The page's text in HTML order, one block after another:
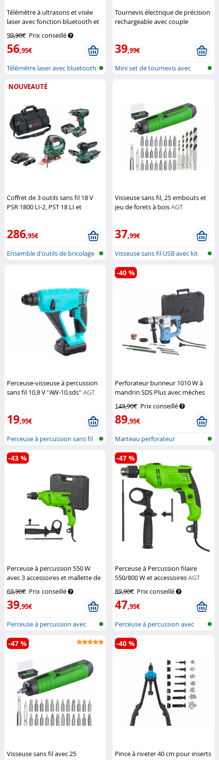
Télémètre à ultrasons et visée
laser avec fonction bluetooth et
AGT Professional
99,90€ Prix conseillé
56,95€
Télémètre laser avec bluetooth
Tournevis électrique de précision
rechargeable avec couple
39,99€
Mini set de tournevis avec
NOUVEAUTÉ
Coffret de 3 outils sans fil 18 V
PSR 1800 LI-2, PST 18 LI et
286,95€
Ensemble d'outils de bricolage
Visseuse sans fil, 25 embouts et
jeu de forets à boisAGT
37,99€
Visseuse sans fil USB avec kit
de f...
Perceuse-visseuse à percussion
sans fil 10,8 V ''AW-10.sds'' AGT
19,95€
Perceuse à percussion sans fil
avec...
Perforateur burineur 1010 W à
mandrin SDS Plus avec mèches
AGT
149,90€ Prix conseillé
89,95€
-40 %
Marteau perforateur
professionnel a...
Perceuse à percussion 550 W
avec 3 accessoires et mallette de
transport SBM-550AGT
Professional
69,90€ Prix conseillé
39,95€
-43 %
Perceuse à percussion avec
mandrin...
Perceuse à Percussion filaire
550/800 W et accessoiresAGT
89,90€ Prix conseillé
47,95€
-47 %
Perceuse à percussion avec
mandrin...
Visseuse sans fil avec 25
-47 %
Pince à riveter 40 cm pour inserts
-40 %